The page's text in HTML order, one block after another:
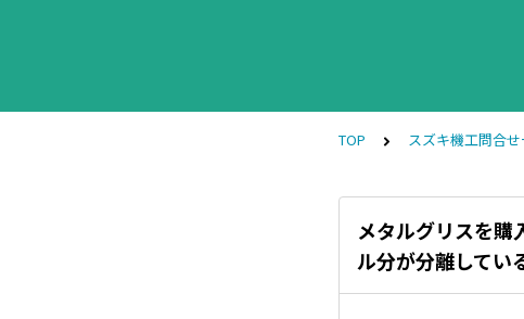
TOP スズキ機工問合せ
メタルグリスを購
ル分が分離してい